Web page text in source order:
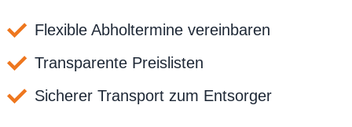
Flexible Abholtermine vereinbaren
Transparente Preislisten
Sicherer Transport zum Entsorger